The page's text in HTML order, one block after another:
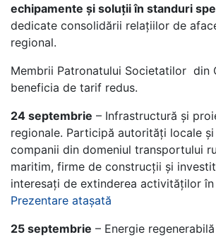
echipamente și soluții în standuri
dedicate consolidării relațiilor de
regional.
Membrii Patronatului Societatilor din
beneficia de tarif redus.
24 septembrie – Infrastructură și
regionale. Participă autorități locale și
companii din domeniul transportului
maritim, firme de construcții și
interesați de extinderea activităților în
Prezentare atașată
25 septembrie – Energie